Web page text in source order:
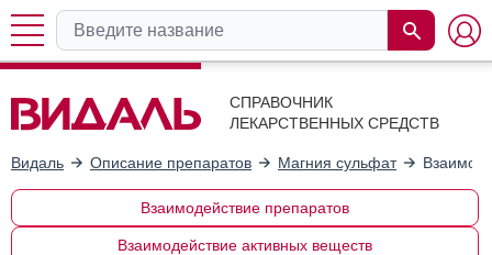
СПРАВОЧНИК
ЛЕКАРСТВЕННЫХ СРЕДСТВ
Видаль Описание препаратов Магния сульфат
Взаимодействие препаратов
Взаимодействие активных веществ